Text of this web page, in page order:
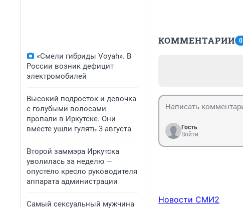
«Смели гибриды Voyah». В
России возник дефицит
электромобилей
Высокий подросток и девочка
с голубыми волосами
пропали в Иркутске. Они
вместе ушли гулять 3 августа
Второй заммэра Иркутска
уволилась за неделю —
опустело кресло руководителя
аппарата администрации
Самый сексуальный мужчина
КОММЕНТАРИИ 0
Гость
Войти
Новости СМИ2